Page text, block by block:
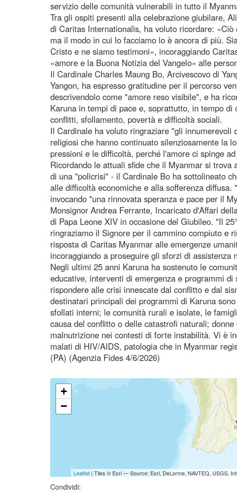
servizio delle comunità vulnerabili in tutto il
Tra gli ospiti presenti alla celebrazione giubilare,
di Caritas Internationalis, ha voluto ricordare:
ma il modo in cui lo facciamo lo è ancora di più.
Cristo e ne siamo testimoni», incoraggiando
«amore e la Buona Notizia del Vangelo» alle
Il Cardinale Charles Maung Bo, Arcivescovo di
Yangon, ha espresso gratitudine per il percorso
descrivendolo come "amore reso visibile", e ha
Karuna in tempi di pace e, soprattutto, in tempo di
conflitti, sfollamento, povertà e difficoltà sociali.
Il Cardinale ha voluto ringraziare "gli innumerevoli
religiosi che hanno continuato silenziosamente la
pressioni e le difficoltà, perché l'amore ci spinge
Ricordando le attuali sfide che il Myanmar si trova
di una "policrisi" - il Cardinale Bo ha sottolineato
alle difficoltà economiche e alla sofferenza
invocando "una rinnovata speranza e pace per il
Monsignor Andrea Ferrante, Incaricato d'Affari
di Papa Leone XIV in occasione del Giubileo. "Il
ringraziamo il Signore per il cammino compiuto e
risposta di Caritas Myanmar alle emergenze
incoraggiando a proseguire gli sforzi di assistenza
Negli ultimi 25 anni Karuna ha sostenuto le
educative, interventi di emergenza e programmi
rispondere alle crisi innescate dal conflitto e dal
destinatari principali dei programmi di Karuna
sfollati interni; le comunità rurali e isolate, le
causa del conflitto o delle catastrofi naturali;
malnutrizione nei contesti di forte instabilità. Vi è
malati di HIV/AIDS, patologia che in Myanmar
(PA) (Agenzia Fides 4/6/2026)
+
−
Leaflet| Tiles © Esri — Source: Esri, DeLorme, NAVTEQ, USGS,
Condividi: